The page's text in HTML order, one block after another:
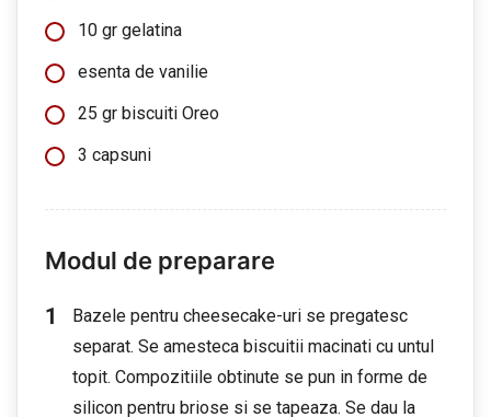
10 gr gelatina
esenta de vanilie
25 gr biscuiti Oreo
3 capsuni
Modul de preparare
Bazele pentru cheesecake-uri se pregatesc
separat. Se amesteca biscuitii macinati cu untul
topit. Compozitiile obtinute se pun in forme de
silicon pentru briose si se tapeaza. Se dau la